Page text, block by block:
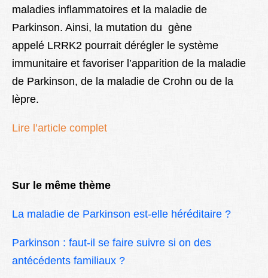
maladies inflammatoires et la maladie de
Parkinson. Ainsi, la mutation du gène
appelé LRRK2 pourrait dérégler le système
immunitaire et favoriser l’apparition de la maladie
de Parkinson, de la maladie de Crohn ou de la
lèpre.
Lire l’article complet
Sur le même thème
La maladie de Parkinson est-elle héréditaire ?
Parkinson : faut-il se faire suivre si on des
antécédents familiaux ?